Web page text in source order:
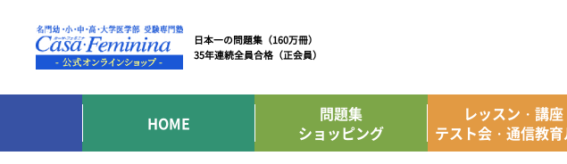
日本一の問題集（160万冊）
35年連続全員合格（正会員）
HOME
問題集
ショッピング
レッスン・講座
テスト会・通信教育